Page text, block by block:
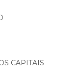
CAPITAIS